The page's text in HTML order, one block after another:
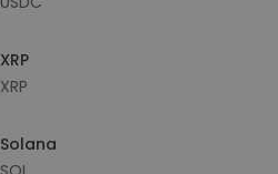
XRP
XRP
Solana